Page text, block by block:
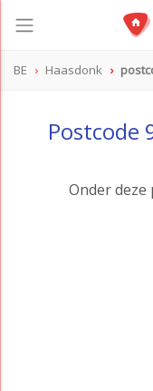
BE Haasdonk
Postcode
Onder deze